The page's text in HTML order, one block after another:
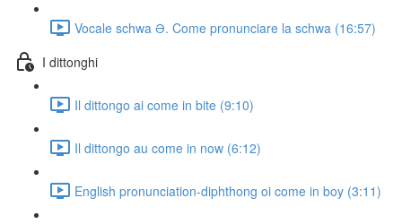
Vocale schwa Ə. Come pronunciare la schwa (16:57)
I dittonghi
Il dittongo ai come in bite (9:10)
Il dittongo au come in now (6:12)
English pronunciation-diphthong oi come in boy (3:11)